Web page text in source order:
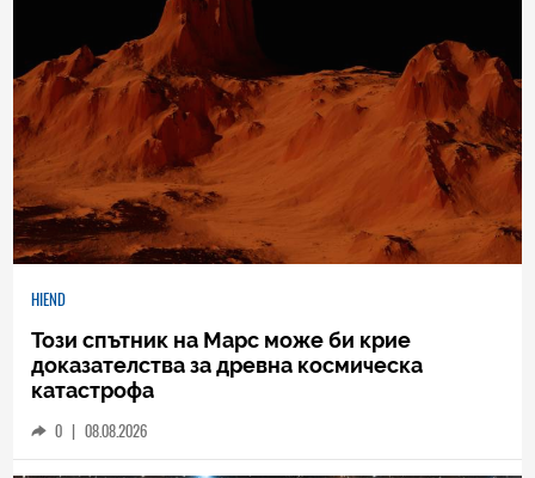
HIEND
Този спътник на Марс може би крие
доказателства за древна космическа
катастрофа
0 | 08.08.2026